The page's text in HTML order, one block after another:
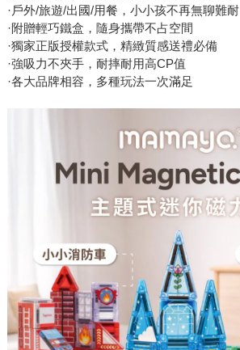
·戶外/旅遊/出國/用餐，小小孩不再無聊難耐
·附贈輕巧鐵盒，隨身攜帶不占空間
·獨家正版授權款式，精緻質感送禮必備
·強吸力不夾手，耐摔耐用高CP值
·各大品牌相容，多種玩法一次滿足